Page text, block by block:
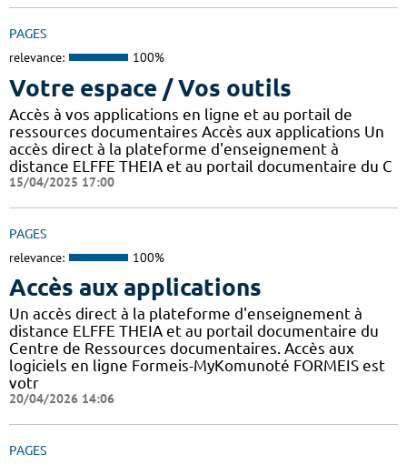
PAGES
relevance: 100%
Votre espace / Vos outils
Accès à vos applications en ligne et au portail de
ressources documentaires Accès aux applications Un
accès direct à la plateforme d'enseignement à
distance ELFFE THEIA et au portail documentaire du C
15/04/2025 17:00
PAGES
relevance: 100%
Accès aux applications
Un accès direct à la plateforme d'enseignement à
distance ELFFE THEIA et au portail documentaire du
Centre de Ressources documentaires. Accès aux
logiciels en ligne Formeis-MyKomunoté FORMEIS est
votr
20/04/2026 14:06
PAGES